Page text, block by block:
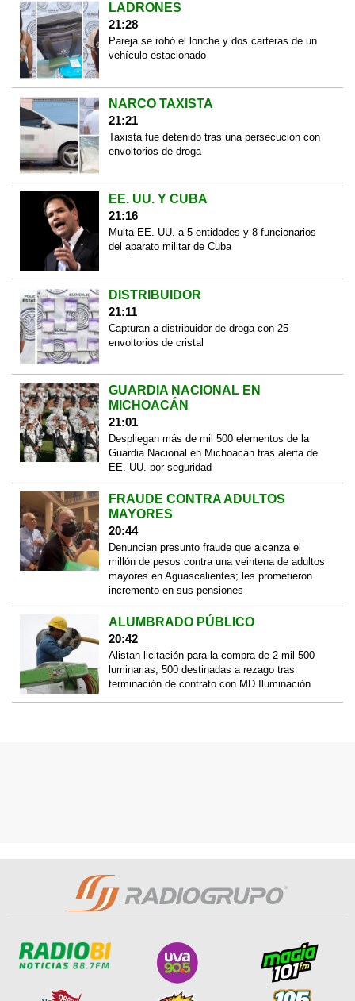
LADRONES
21:28
Pareja se robó el lonche y dos carteras de un
vehículo estacionado
NARCO TAXISTA
21:21
Taxista fue detenido tras una persecución con
envoltorios de droga
EE. UU. Y CUBA
21:16
Multa EE. UU. a 5 entidades y 8 funcionarios
del aparato militar de Cuba
DISTRIBUIDOR
21:11
Capturan a distribuidor de droga con 25
envoltorios de cristal
GUARDIA NACIONAL EN
MICHOACÁN
21:01
Despliegan más de mil 500 elementos de la
Guardia Nacional en Michoacán tras alerta de
EE. UU. por seguridad
FRAUDE CONTRA ADULTOS
MAYORES
20:44
Denuncian presunto fraude que alcanza el
millón de pesos contra una veintena de adultos
mayores en Aguascalientes; les prometieron
incremento en sus pensiones
ALUMBRADO PÚBLICO
20:42
Alistan licitación para la compra de 2 mil 500
luminarias; 500 destinadas a rezago tras
terminación de contrato con MD Iluminación